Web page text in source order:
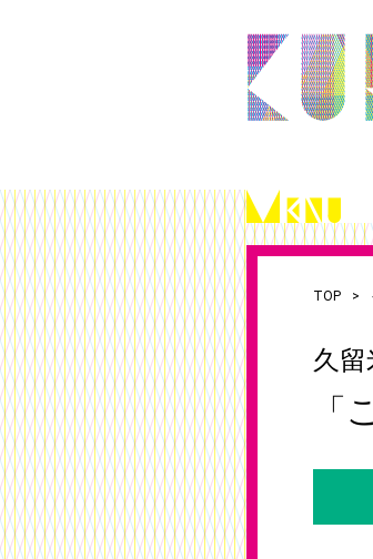
久留米シティプラ
施設案内（360度
アクセス
施設を借りる
（図面、資料、書
施設写真使用・撮
チケット発売情報
これまでの取組
シティプラザ応援
お知らせ
TOP
久
「